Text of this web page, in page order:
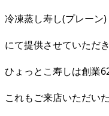
冷凍蒸し寿し(プレー
にて提供させていただ
ひょっとこ寿しは創業
これもご来店いただい